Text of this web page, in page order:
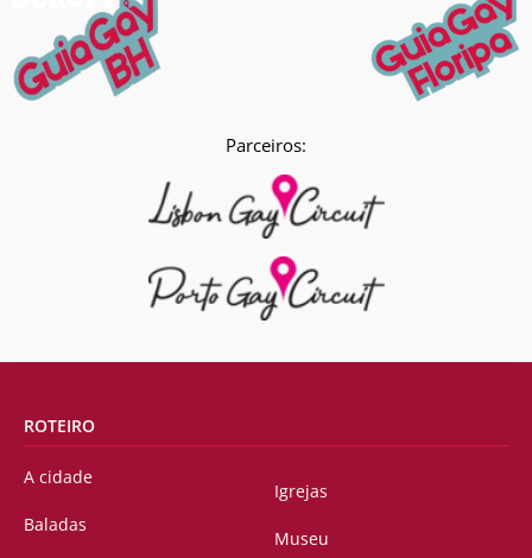
Parceiros:
ROTEIRO
A cidade
Baladas
Igrejas
Museu